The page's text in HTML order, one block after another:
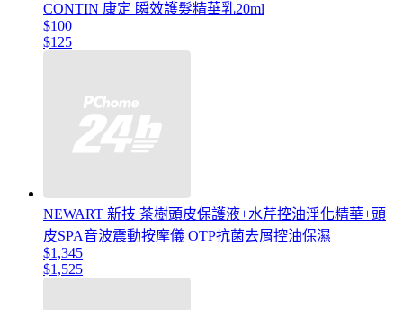
CONTIN 康定 瞬效護髮精華乳20ml
$100
$125
NEWART 新技 茶樹頭皮保護液+水芹控油淨化精華+頭
皮SPA音波震動按摩儀 OTP抗菌去屑控油保濕
$1,345
$1,525